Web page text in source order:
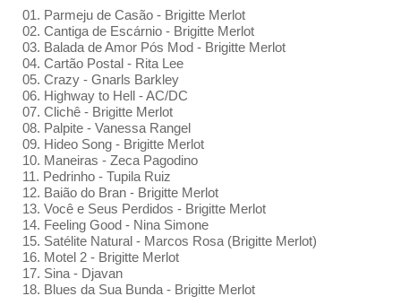
01. Parmeju de Casão - Brigitte Merlot
02. Cantiga de Escárnio - Brigitte Merlot
03. Balada de Amor Pós Mod - Brigitte Merlot
04. Cartão Postal - Rita Lee
05. Crazy - Gnarls Barkley
06. Highway to Hell - AC/DC
07. Clichê - Brigitte Merlot
08. Palpite - Vanessa Rangel
09. Hideo Song - Brigitte Merlot
10. Maneiras - Zeca Pagodino
11. Pedrinho - Tupila Ruiz
12. Baião do Bran - Brigitte Merlot
13. Você e Seus Perdidos - Brigitte Merlot
14. Feeling Good - Nina Simone
15. Satélite Natural - Marcos Rosa (Brigitte Merlot)
16. Motel 2 - Brigitte Merlot
17. Sina - Djavan
18. Blues da Sua Bunda - Brigitte Merlot